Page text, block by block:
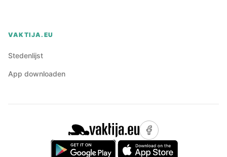
VAKTIJA.EU
Stedenlijst
App downloaden